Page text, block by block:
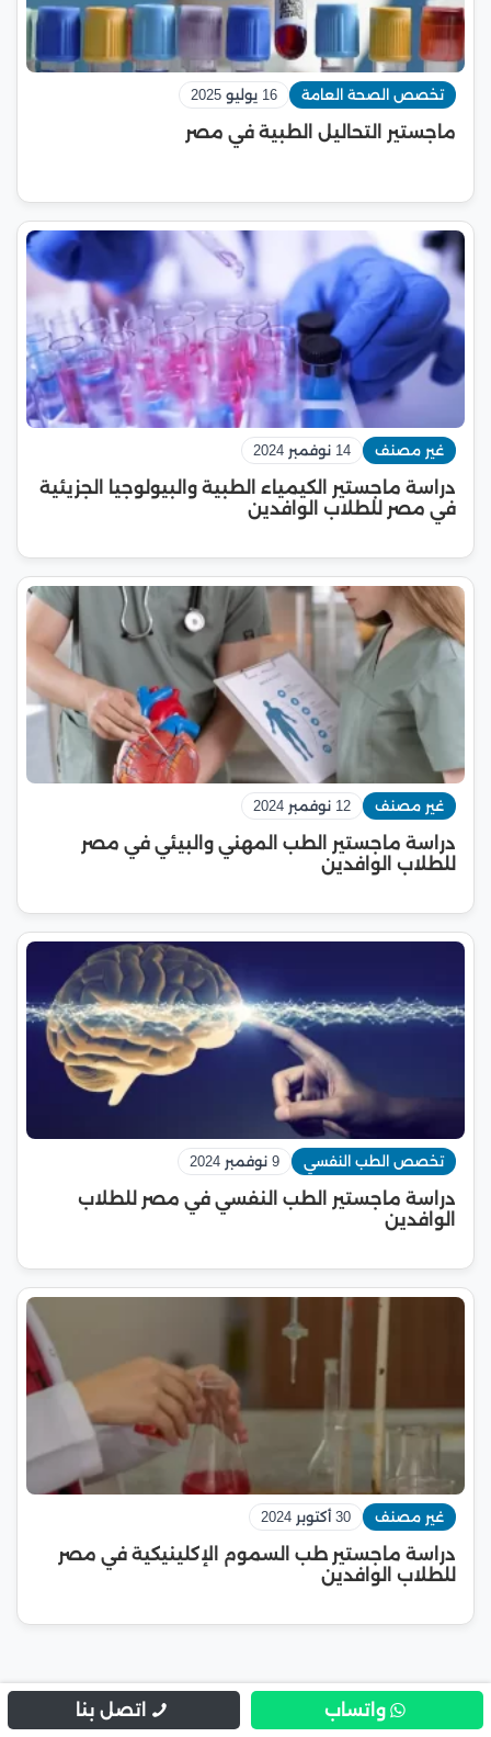
تخصص الصحة العامة 16 يوليو 2025
ماجستير التحاليل الطبية في مصر
غير مصنف 14 نوفمبر 2024
دراسة ماجستير الكيمياء الطبية والبيولوجيا الجزيئية
في مصر للطلاب الوافدين
غير مصنف 12 نوفمبر 2024
دراسة ماجستير الطب المهني والبيئي في مصر
للطلاب الوافدين
تخصص الطب النفسي 9 نوفمبر 2024
دراسة ماجستير الطب النفسي في مصر للطلاب
الوافدين
غير مصنف 30 أكتوبر 2024
دراسة ماجستير طب السموم الإكلينيكية في مصر
للطلاب الوافدين
واتساب اتصل بنا